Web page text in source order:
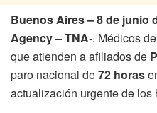
Buenos Aires – 8 de junio
Agency – TNA-. Médicos
que atienden a afiliados de
paro nacional de72 horas
actualización urgente de